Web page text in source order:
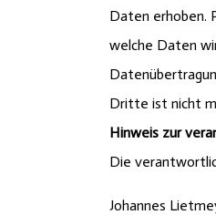
Daten erhoben.
welche Daten
Dritte ist nicht
Hinweis zur
Die
Johannes